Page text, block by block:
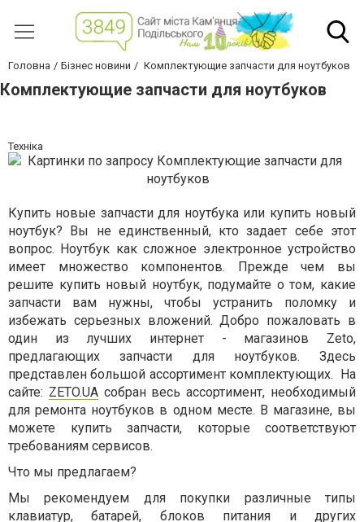
Головна Бізнес новини Комплектующие запчасти для ноутбуков
Комплектующие запчасти для ноутбуков
Техніка
Купить новые запчасти для ноутбука или купить новый
ноутбук? Вы не единственный, кто задает себе этот
вопрос. Ноутбук как сложное электронное устройство
имеет множество компонентов. Прежде чем вы
решите купить новый ноутбук, подумайте о том, какие
запчасти вам нужны, чтобы устранить поломку и
избежать серьезных вложений. Добро пожаловать в
один из лучших интернет - магазинов Zeto,
предлагающих запчасти для ноутбуков. Здесь
представлен большой ассортимент комплектующих. На
сайте: ZETO.UAсобран весь ассортимент, необходимый
для ремонта ноутбуков в одном месте. В магазине, вы
можете купить запчасти, которые соответствуют
требованиям сервисов.
Что мы предлагаем?
Мы рекомендуем для покупки различные типы
клавиатур, батарей, блоков питания и других